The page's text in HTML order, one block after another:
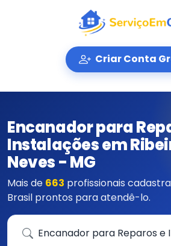
Criar Conta
Encanador para
Instalações em
Neves - MG
Mais de 663 profissionais
Brasil prontos para atendê-lo.
Que serviço você precisa?